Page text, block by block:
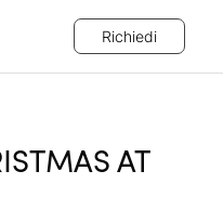
Richiedi
AT